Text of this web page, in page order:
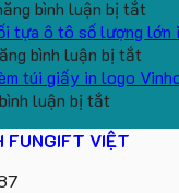
Quà
Tặng
lượng
lớn
logo
aginode
Học
U
bình luận bị tắt
Mẫu
tựa ô tô số lượng lớn
bình luận bị tắt
Đặt
túi giấy in logo
luận bị tắt
bông
FUNGIFT VIỆT